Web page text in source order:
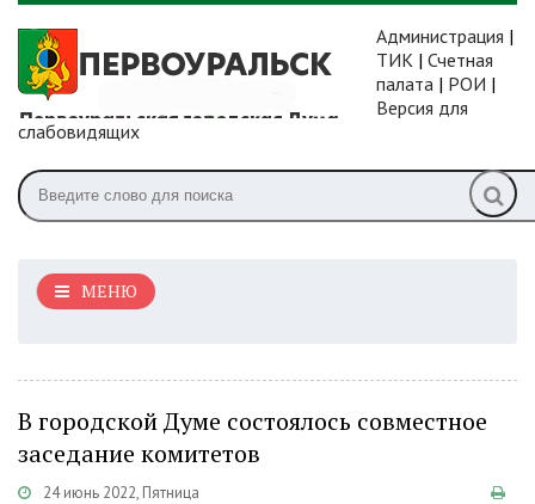
Администрация |
ТИК | Счетная
палата | РОИ |
Версия для
слабовидящих
МЕНЮ
В городской Думе состоялось совместное
заседание комитетов
24 июнь 2022, Пятница